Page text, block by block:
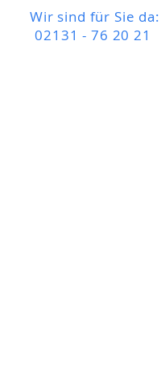
Wir sind für Sie da:
02131 - 76 20 21